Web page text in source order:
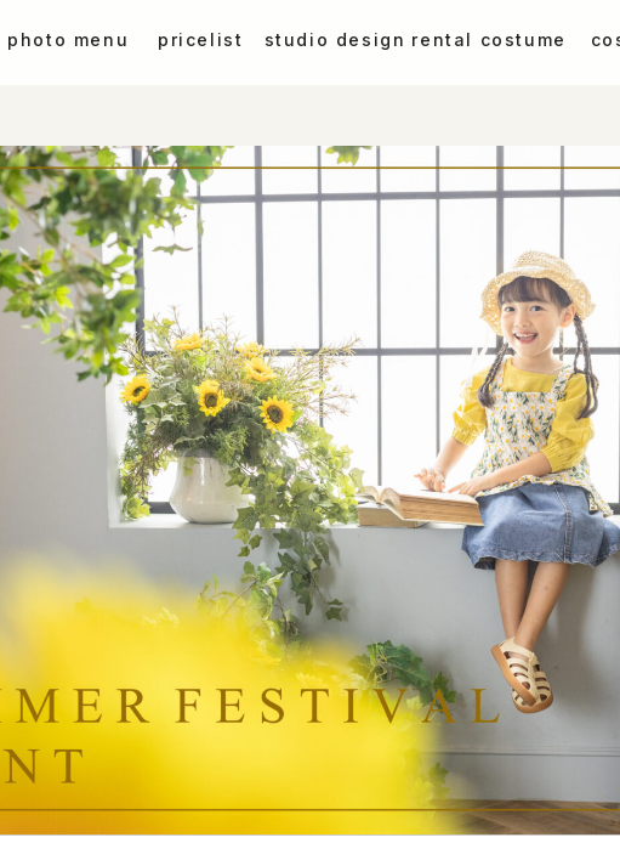
photo menu
赤ちゃん 宮参り・百日祝い・1歳誕生日 入園入学・卒園卒業・
ウェディング ソロウェディング シニアフォト
pricelist studio design rental costume
七五三 宮参り（祝い着
お子様洋装 成人式 振袖